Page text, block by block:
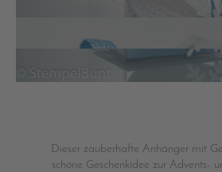
Dieser zauberhafte Anhänger mit
schöne Geschenkidee zur Advents-